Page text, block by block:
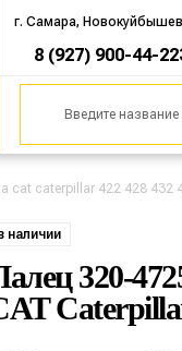
г. Самара,
8 (927) 900-44-22
cat caterpillar 422 428 432
наличии
320-